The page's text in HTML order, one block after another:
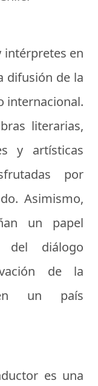
intérpretes en
difusión de la
internacional.
literarias,
y artísticas
por
Asimismo,
un papel
diálogo
de la
un país
es una